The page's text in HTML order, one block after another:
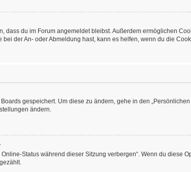
dass du im Forum angemeldet bleibst. Außerdem ermöglichen
der An- oder Abmeldung hast, kann es helfen, wenn du die
gespeichert. Um diese zu ändern, gehe in den
ändern.
Status während dieser Sitzung verbergen“. Wenn du diese